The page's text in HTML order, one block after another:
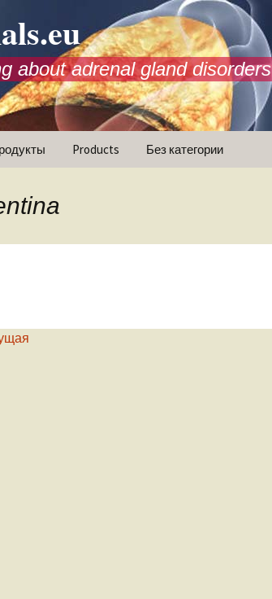
about adrenal gland disorders
Products Без категории